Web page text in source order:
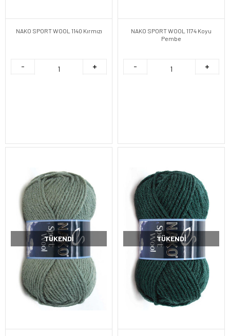
NAKO SPORT WOOL 1140 Kırmızı
NAKO SPORT WOOL 1174 Koyu
Pembe
TÜKENDI TÜKENDI